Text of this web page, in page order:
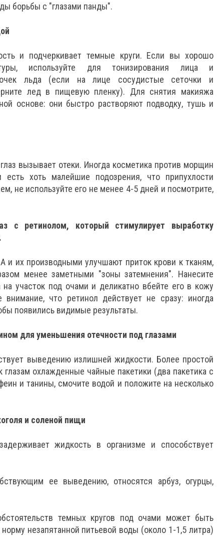
борьбы с "глазами панды".
и подчеркивает темные круги. Если вы хорошо
используйте для тонизирования лица и
льда (если на лице сосудистые сеточки и
лед в пищевую пленку). Для снятия макияжа
основе: они быстро растворяют подводку, тушь и
вызывает отеки. Иногда косметика против морщин
хоть малейшие подозрения, что припухлости
не используйте его не менее 4-5 дней и посмотрите,
с ретинолом, который стимулирует выработку
и их производными улучшают приток крови к тканям,
менее заметными "зоны затемнения". Нанесите
на участок под очами и деликатно вбейте его в кожу
внимание, что ретинол действует не сразу: иногда
появились видимые результаты.
для уменьшения отечности под глазами
выведению излишней жидкости. Более простой
глазам охлажденные чайные пакетики (два пакетика с
и танины, смочите водой и положите на несколько
и соленой пищи
жидкость в организме и способствует
ее выведению, относятся арбуз, огурцы,
темных кругов под очами может быть
незапятанной питьевой воды (около 1-1,5 литра)